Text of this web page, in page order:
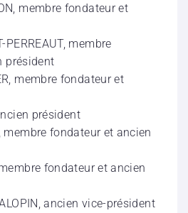
membre fondateur et
PERREAUT, membre
président
membre fondateur et
président
membre fondateur et ancien
fondateur et ancien
ancien vice-président